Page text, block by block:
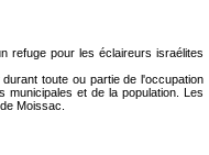
refuge pour les éclaireurs israélites
durant toute ou partie de l'occupation
municipales et de la population. Les
de Moissac.